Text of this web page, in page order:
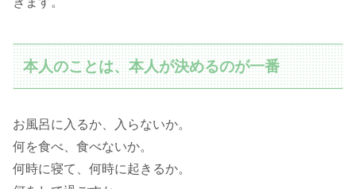
本人のことは、本人が決めるのが一番
お風呂に入るか、入らないか。
何を食べ、食べないか。
何時に寝て、何時に起きるか。